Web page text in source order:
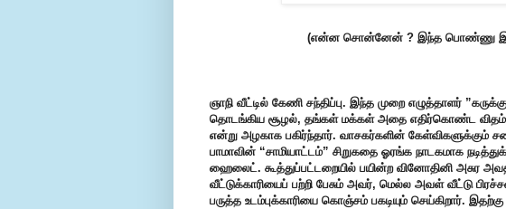
(என்ன சொன்னேன் ? இந்த பொண்ணு
ஞாநி வீட்டில் கேணி சந்திப்பு. இந்த முறை எழுத்தாளர்
தொடங்கிய சூழல், தங்கள் மக்கள் அதை எதிர்கொண்ட விதம்,
என்று அழகாக பகிர்ந்தார். வாசகர்களின் கேள்விகளுக்கும்
பாமாவின் “சாமியாட்டம்” சிறுகதை ஓரங்க நாடகமாக
ஹைலைட். கூத்துப்பட்டறையில் பயின்ற வினோதினி அசுர
வீட்டுக்காரியைப் பற்றி பேசும் அவர், மெல்ல அவள் வீட்டு
பருத்த உடம்புக்காரியை கொஞ்சம் பகடியும் செய்கிறார்.